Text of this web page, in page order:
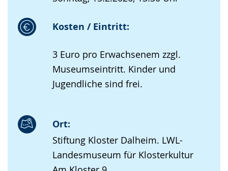
Kosten / Eintritt:
3 Euro pro Erwachsenem zzgl.
Museumseintritt. Kinder und
Jugendliche sind frei.
Ort:
Stiftung Kloster Dalheim. LWL-
Landesmuseum für Klosterkultur